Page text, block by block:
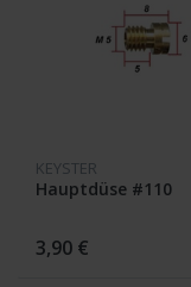
KEYSTER
Hauptdüse #110
3,90 €